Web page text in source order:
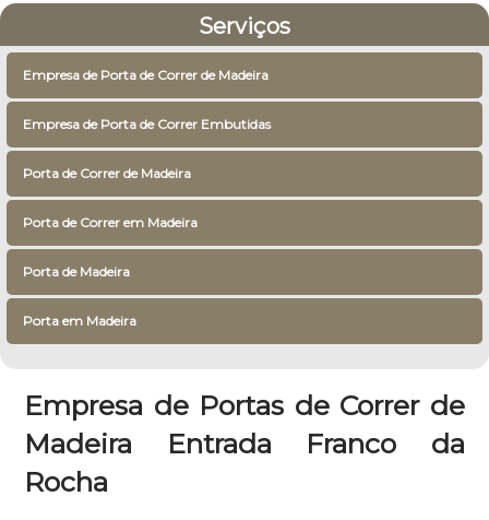
Serviços
Empresa de Porta de Correr de Madeira
Empresa de Porta de Correr Embutidas
Porta de Correr de Madeira
Porta de Correr em Madeira
Porta de Madeira
Porta em Madeira
Empresa de Portas de Correr de
Madeira Entrada Franco da
Rocha